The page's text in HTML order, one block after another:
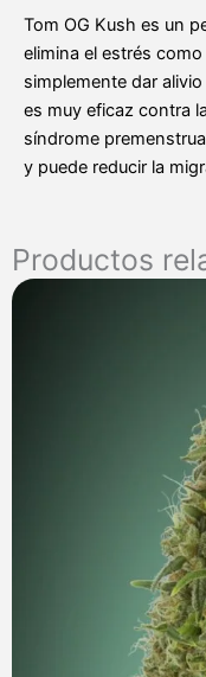
Tom OG Kush es un
elimina el estrés
simplemente dar
es muy eficaz contra
síndrome
y puede reducir la
Productos